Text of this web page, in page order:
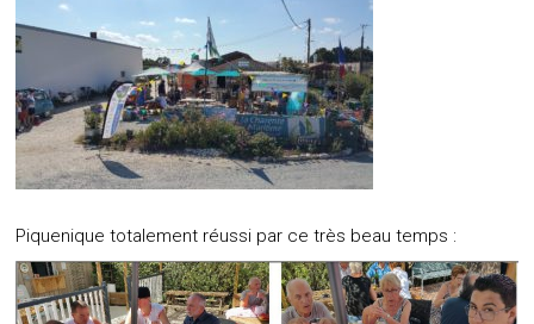
Piquenique totalement réussi par ce très beau temps :